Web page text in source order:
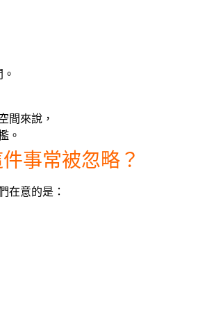
間來說，
。
事常被忽略？
在意的是：